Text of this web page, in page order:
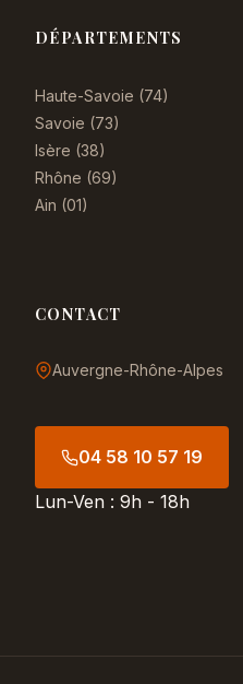
DÉPARTEMENTS
Haute-Savoie (74)
Savoie (73)
Isère (38)
Rhône (69)
Ain (01)
CONTACT
Auvergne-Rhône-Alpes
04 58 10 57 19
Lun-Ven : 9h - 18h